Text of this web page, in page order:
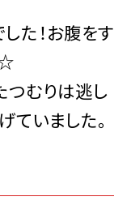
た！お腹をす
☆
つむりは逃し
ていました。